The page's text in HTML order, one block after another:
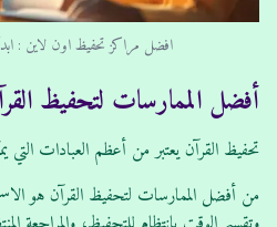
افضل مراكز تحفيظ اون لاين :
أفضل الممارسات لتحفيظ
تحفيظ القرآن يعتبر من أعظم العبادات التي
من أفضل الممارسات لتحفيظ القرآن هو